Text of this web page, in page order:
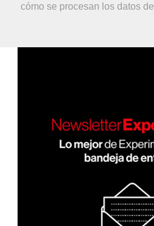
cómo se procesan los datos